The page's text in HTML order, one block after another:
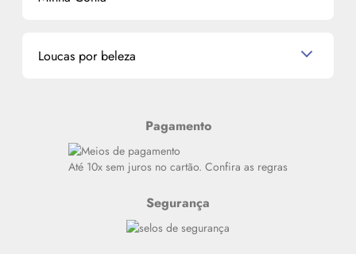
La Vie Est Belle Lancôme
Miniaturas de Produtos de Cabelo
Meus endereços
Loucas por beleza
Siga nosso canal no Whatsapp
Pagamento
Até 10x sem juros no cartão. Confira as regras
Segurança